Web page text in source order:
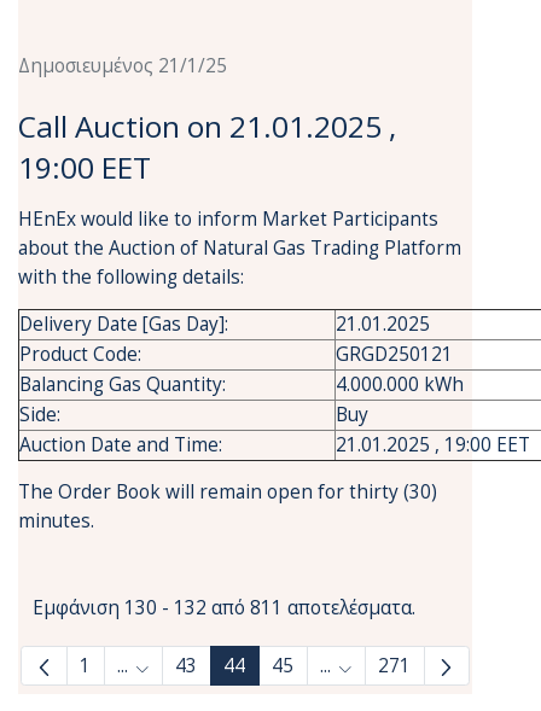
Δημοσιευμένος 21/1/25
Call Auction on 21.01.2025 ,
19:00 EET
HEnEx would like to inform Market Participants
about the Auction of Natural Gas Trading Platform
with the following details:
Delivery Date [Gas Day]:
21.01.2025
Product Code:
GRGD250121
Balancing Gas Quantity:
4.000.000 kWh
Side:
Buy
Auction Date and Time:
21.01.2025 , 19:00 EET
The Order Book will remain open for thirty (30)
minutes.
Εμφάνιση 130 - 132 από 811 αποτελέσματα.
1 ... Ενδιάμεσες σελίδες Use TAB to navigate.
43 44 45 ... Ενδιάμεσες σελίδες
271